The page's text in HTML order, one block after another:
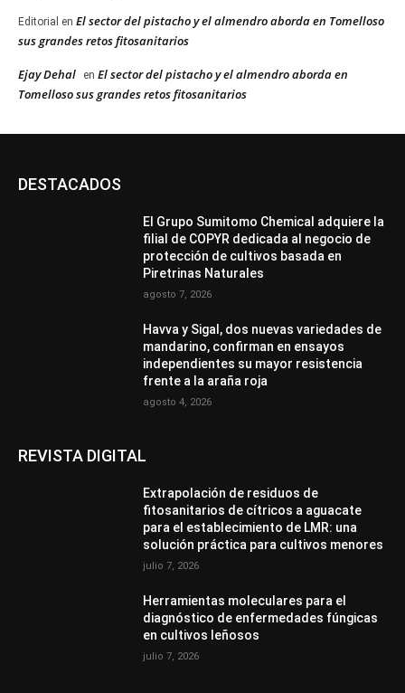
Editorial en El sector del pistacho y el almendro aborda en Tomelloso
sus grandes retos fitosanitarios
Ejay Dehal en El sector del pistacho y el almendro aborda en
Tomelloso sus grandes retos fitosanitarios
DESTACADOS
El Grupo Sumitomo Chemical adquiere la
filial de COPYR dedicada al negocio de
protección de cultivos basada en
Piretrinas Naturales
agosto 7, 2026
Havva y Sigal, dos nuevas variedades de
mandarino, confirman en ensayos
independientes su mayor resistencia
frente a la araña roja
agosto 4, 2026
REVISTA DIGITAL
Extrapolación de residuos de
fitosanitarios de cítricos a aguacate
para el establecimiento de LMR: una
solución práctica para cultivos menores
julio 7, 2026
Herramientas moleculares para el
diagnóstico de enfermedades fúngicas
en cultivos leñosos
julio 7, 2026